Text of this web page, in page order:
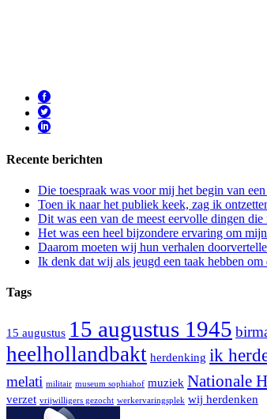
Recente berichten
Die toespraak was voor mij het begin van
Toen ik naar het publiek keek, zag ik
Dit was een van de meest eervolle dingen
Het was een heel bijzondere ervaring om
Daarom moeten wij hun verhalen
Ik denk dat wij als jeugd een taak hebben
Tags
15 augustus 15 augustus 1945
heelhollandbakt herdenking ik
melati militair museum sophiahof muziek Nationale
verzet vrijwilligers gezocht werkervaringsplek wij herdenken